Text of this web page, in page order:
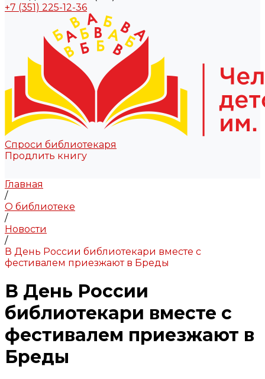
+7 (351) 225-12-36
Спроси библиотекаря
Продлить книгу
Главная
/
О библиотеке
/
Новости
/
В День России библиотекари вместе с
фестивалем приезжают в Бреды
В День России
библиотекари вместе с
фестивалем приезжают в
Бреды